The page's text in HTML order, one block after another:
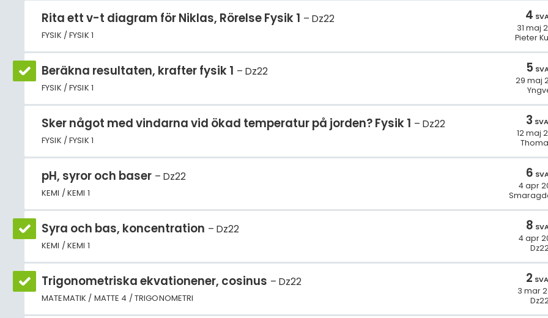
Rita ett v-t diagram för Niklas, Rörelse Fysik 1 Dz22
FYSIK / FYSIK 1
4
31 maj
Pieter
Beräkna resultaten, krafter fysik 1 Dz22
FYSIK / FYSIK 1
5
29 maj
Sker något med vindarna vid ökad temperatur på jorden? Fysik 1 Dz22
FYSIK / FYSIK 1
3
12 maj
pH, syror och baser Dz22
KEMI / KEMI 1
6
4 apr
Syra och bas, koncentration Dz22
KEMI / KEMI 1
8
4 apr
Trigonometriska ekvationener, cosinus Dz22
MATEMATIK / MATTE 4 / TRIGONOMETRI
2
3 mar